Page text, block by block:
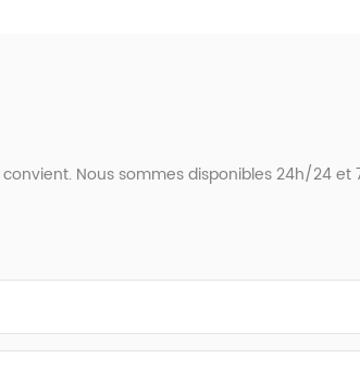
Nous sommes disponibles 24h/24 et